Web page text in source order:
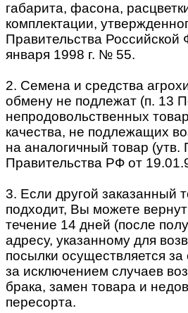
габарита, фасона,
комплектации,
Правительства Российской
января 1998 г. № 55.
2. Семена и средства
обмену не подлежат (п. 13
непродовольственных
качества, не подлежащих
на аналогичный товар
Правительства РФ от
3. Если другой заказанный
подходит, Вы можете
течение 14 дней (после
адресу, указанному для
посылки осуществляется за
за исключением случаев
брака, замен товара и
пересорта.